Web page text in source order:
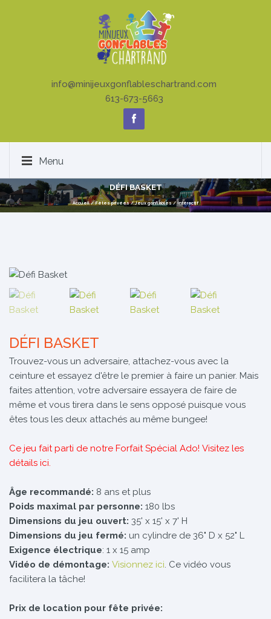
info@minijeuxgonflableschartrand.com
613-673-5663
Menu
DÉFI BASKET
Accueil/Fêtes privées/Jeux gonflables/Intéractif
DÉFI BASKET
Trouvez-vous un adversaire, attachez-vous avec la
ceinture et essayez d'être le premier à faire un panier. Mais
faites attention, votre adversaire essayera de faire de
même et vous tirera dans le sens opposé puisque vous
êtes tous les deux attachés au même bungee!
Ce jeu fait parti de notre Forfait Spécial Ado! Visitez les
détails ici.
Âge recommandé: 8 ans et plus
Poids maximal par personne: 180 lbs
Dimensions du jeu ouvert: 35' x 15' x 7' H
Dimensions du jeu fermé: un cylindre de 36" D x 52" L
Exigence électrique: 1 x 15 amp
Vidéo de démontage: Visionnez ici. Ce vidéo vous
facilitera la tâche!
Prix de location pour fête privée: